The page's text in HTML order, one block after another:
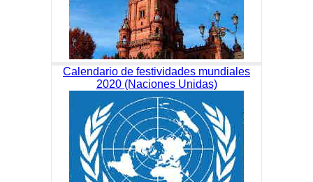
Calendario de festividades mundiales
2020 (Naciones Unidas)